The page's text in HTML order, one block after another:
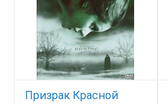
Призрак Красной